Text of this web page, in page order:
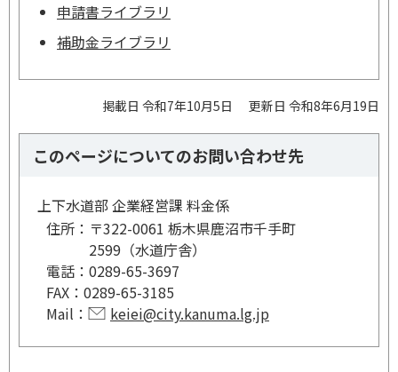
申請書ライブラリ
補助金ライブラリ
掲載日 令和7年10月5日 更新日 令和8年6月19日
このページについてのお問い合わせ先
上下水道部 企業経営課 料金係
住所： 〒322-0061 栃木県鹿沼市千手町
2599（水道庁舎）
電話： 0289-65-3697
FAX： 0289-65-3185
Mail：
keiei@city.kanuma.lg.jp